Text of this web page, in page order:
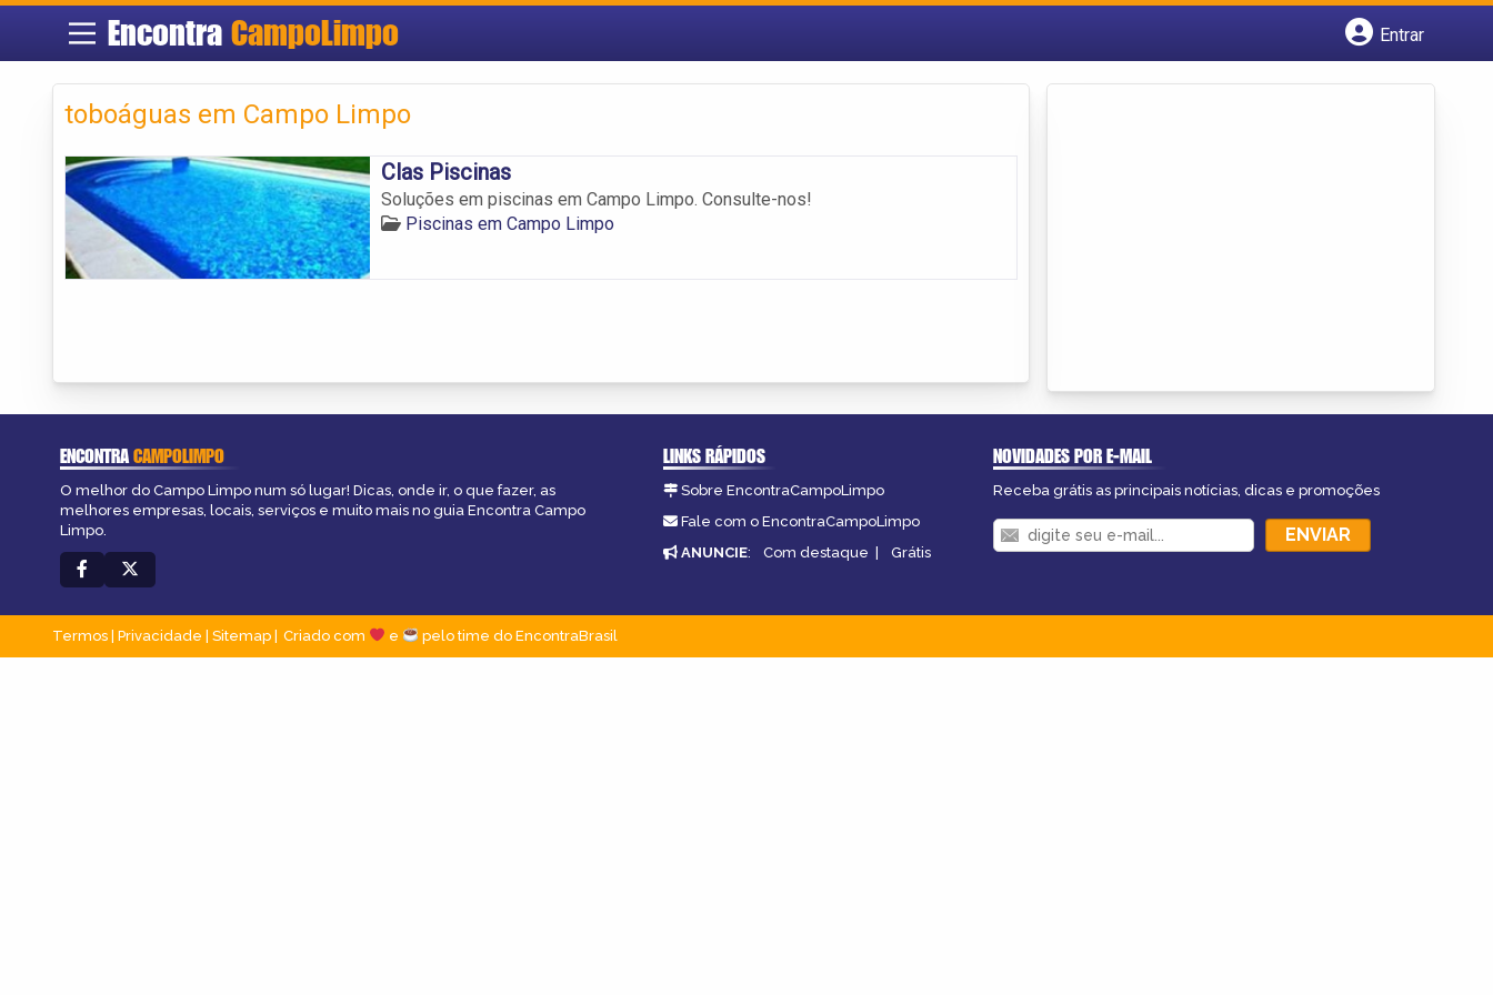
EncontraCampoLimpo
Entrar
toboáguas em Campo Limpo
Clas Piscinas
Soluções em piscinas em Campo Limpo. Consulte-nos!
Piscinas em Campo Limpo
ENCONTRACAMPOLIMPO
O melhor do Campo Limpo num só lugar! Dicas, onde ir, o que fazer, as
melhores empresas, locais, serviços e muito mais no guia Encontra Campo
Limpo.
LINKS RÁPIDOS
Sobre EncontraCampoLimpo
Fale com o EncontraCampoLimpo
ANUNCIE: Com destaque | Grátis
NOVIDADES POR E-MAIL
Receba grátis as principais notícias, dicas e promoções
Termos | Privacidade | Sitemap Criado com e pelo time do EncontraBrasil